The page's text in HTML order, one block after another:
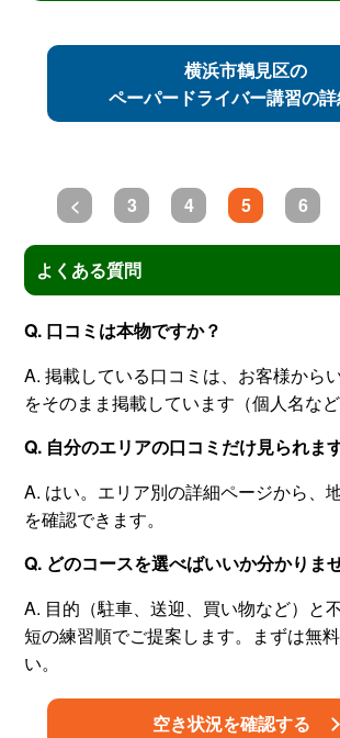
横浜市鶴見区の
ペーパードライバー講習の
< 3 4 5 6
よくある質問
Q. 口コミは本物ですか？
A. 掲載している口コミは、お客様から
をそのまま掲載しています（個人名など
Q. 自分のエリアの口コミだけ見られま
A. はい。エリア別の詳細ページから、
を確認できます。
Q. どのコースを選べばいいか分かりませ
A. 目的（駐車、送迎、買い物など）と
短の練習順でご提案します。まずは無
い。
空き状況を確認する